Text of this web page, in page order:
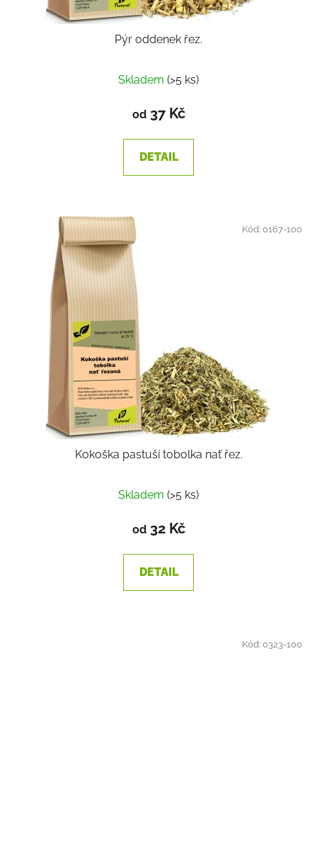
Pýr oddenek řez.
Skladem (>5 ks)
od37 Kč
DETAIL
Kokoška pastuší tobolka nať řez.
Skladem (>5 ks)
od32 Kč
DETAIL
Kód:0167-100
Kód:0323-100